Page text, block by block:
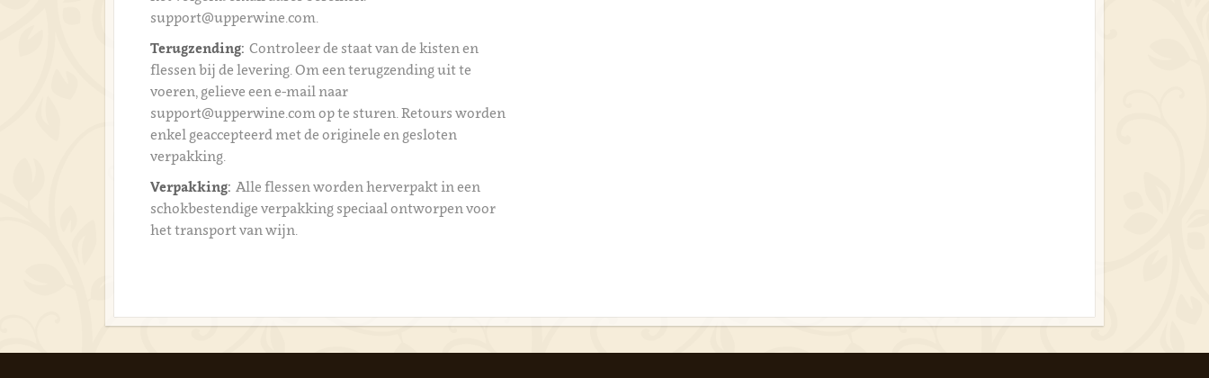
support@upperwine.com.
Terugzending: Controleer de staat van de kisten en
flessen bij de levering. Om een terugzending uit te
voeren, gelieve een e-mail naar
support@upperwine.com op te sturen. Retours worden
enkel geaccepteerd met de originele en gesloten
verpakking.
Verpakking: Alle flessen worden herverpakt in een
schokbestendige verpakking speciaal ontworpen voor
het transport van wijn.